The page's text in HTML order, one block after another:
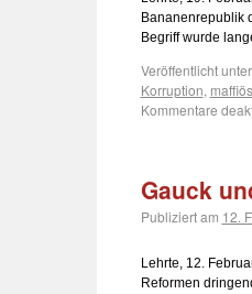
Bananenrepublik
Begriff wurde
Veröffentlicht unter
Korruption,
Kommentare
Gauck
Publiziert am 12.
Lehrte, 12.
Reformen